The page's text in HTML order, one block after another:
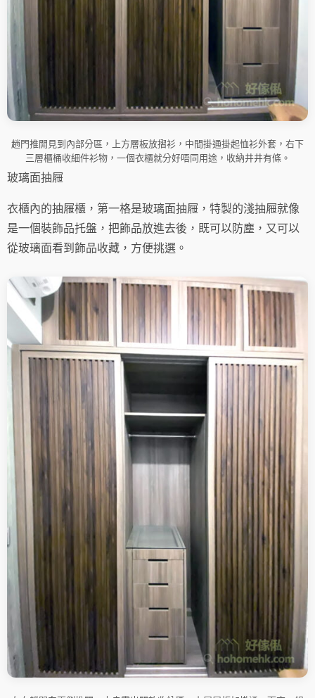
趟門推開見到內部分區，上方層板放摺衫，中間掛通掛起恤衫外套，右下
三層櫃桶收細件衫物，一個衣櫃就分好唔同用途，收納井井有條。
玻璃面抽屜
衣櫃內的抽屜櫃，第一格是玻璃面抽屜，特製的淺抽屜就像
是一個裝飾品托盤，把飾品放進去後，既可以防塵，又可以
從玻璃面看到飾品收藏，方便挑選。